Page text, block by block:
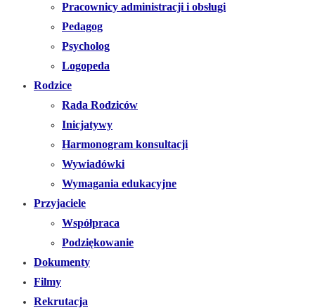
Pracownicy administracji i obsługi
Pedagog
Psycholog
Logopeda
Rodzice
Rada Rodziców
Inicjatywy
Harmonogram konsultacji
Wywiadówki
Wymagania edukacyjne
Przyjaciele
Współpraca
Podziękowanie
Dokumenty
Filmy
Rekrutacja